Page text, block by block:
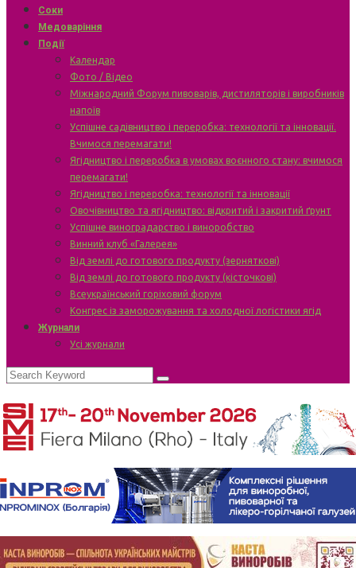
Соки
Медоваріння
Події
Календар
Фото / Відео
Міжнародний Форум пивоварів, дистиляторів і виробників
напоїв
Успішне садівництво і переробка: технології та інновації.
Вчимося перемагати!
Ягідництво і переробка в умовах воєнного стану: вчимося
перемагати!
Ягідництво і переробка: технології та інновації
Овочівництво та ягідництво: відкритий і закритий ґрунт
Успішне виноградарство і виноробство
Винний клуб «Галерея»
Від землі до готового продукту (зерняткові)
Від землі до готового продукту (кісточкові)
Всеукраїнський горіховий форум
Конгрес із заморожування та холодної логістики ягід
Журнали
Усі журнали